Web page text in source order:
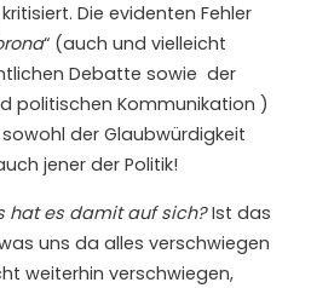
Die evidenten Fehler
“ (auch und vielleicht
Debatte sowie der
politischen Kommunikation )
der Glaubwürdigkeit
jener der Politik!
hat es damit auf sich?Ist das
uns da alles verschwiegen
weiterhin verschwiegen,